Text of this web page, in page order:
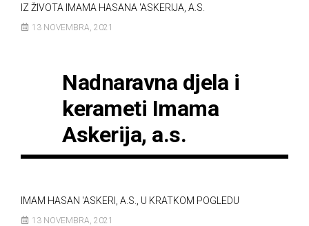
IZ ŽIVOTA IMAMA HASANA 'ASKERIJA, A.S.
13 NOVEMBRA, 2021
Nadnaravna djela i
kerameti Imama
Askerija, a.s.
IMAM HASAN 'ASKERI, A.S., U KRATKOM POGLEDU
13 NOVEMBRA, 2021